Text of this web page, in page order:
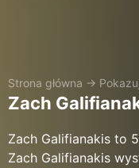
Strona główna →
Zach
Zach Galifianakis to
Zach Galifianakis